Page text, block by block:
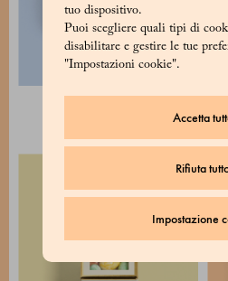
tuo dispositivo.
Puoi scegliere quali tipi di
disabilitare e gestire le tue
"Impostazioni cookie".
Accetta
Rifiuta
Impostazione